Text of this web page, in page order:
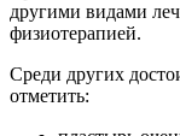
другими видами
физиотерапией.
Среди других
отметить: